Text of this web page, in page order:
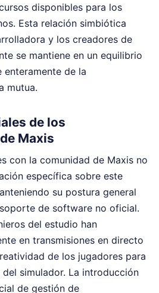
disponibles para los
Esta relación simbiótica
y los creadores de
se mantiene en un equilibrio
enteramente de la
mutua.
de los
Maxis
con la comunidad de Maxis no
específica sobre este
su postura general
de software no oficial.
del estudio han
en transmisiones en directo
de los jugadores para
simulador. La introducción
de gestión de